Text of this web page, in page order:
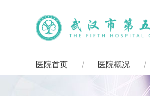
医院首页 医院概况